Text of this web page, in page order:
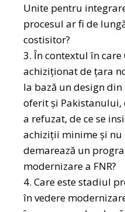
Unite pentru
procesul ar fi de
costisitor?
3. În contextul în care
achiziționat de țara
la bază un design
oferit și Pakistanului,
a refuzat, de ce se
achiziții minime și nu
demarează un
modernizare a FNR?
4. Care este stadiul
în vedere